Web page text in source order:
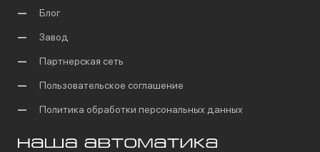
Блог
Завод
Партнерская сеть
Пользовательское соглашение
Политика обработки персональных данных